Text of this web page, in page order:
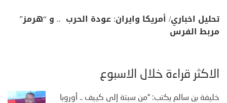
تحليل اخباري/ أمريكا وايران: عودة الحرب .. و “هرمز”
مربط الفرس
الأكثر قراءة خلال الأسبوع
خليفة بن سالم يكتب: “من سبتة إلى كييف .. أوروبا